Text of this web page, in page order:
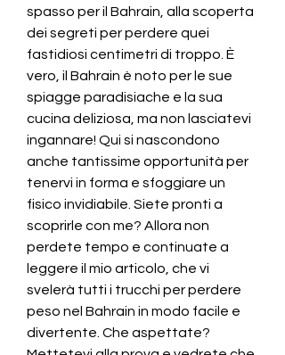
spasso per il Bahrain, alla scoperta
dei segreti per perdere quei
fastidiosi centimetri di troppo. È
vero, il Bahrain è noto per le sue
spiagge paradisiache e la sua
cucina deliziosa, ma non lasciatevi
ingannare! Qui si nascondono
anche tantissime opportunità per
tenervi in forma e sfoggiare un
fisico invidiabile. Siete pronti a
scoprirle con me? Allora non
perdete tempo e continuate a
leggere il mio articolo, che vi
svelerà tutti i trucchi per perdere
peso nel Bahrain in modo facile e
divertente. Che aspettate?